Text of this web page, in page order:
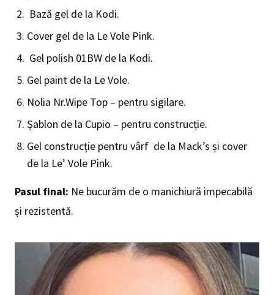
Bază gel de la Kodi.
Cover gel de la Le Vole Pink.
Gel polish 01BW de la Kodi.
Gel paint de la Le Vole.
Nolia Nr.Wipe Top – pentru sigilare.
Șablon de la Cupio – pentru construcție.
Gel construcție pentru vârf de la Mack’s și cover
de la Le’ Vole Pink.
Pasul final: Ne bucurăm de o manichiură impecabilă
și rezistentă.